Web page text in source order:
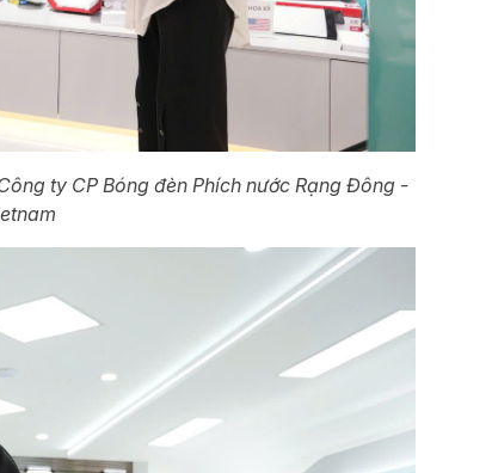
ty CP Bóng đèn Phích nước Rạng Đông -